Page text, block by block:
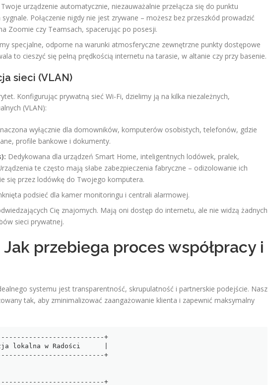
urządzenie automatycznie, niezauważalnie przełącza się do punktu
Połączenie nigdy nie jest zrywane – możesz bez przeszkód prowadzić
Zoomie czy Teamsach, spacerując po posesji.
specjalne, odporne na warunki atmosferyczne zewnętrzne punkty dostępowe
to cieszyć się pełną prędkością internetu na tarasie, w altanie czy przy basenie.
sieci (VLAN)
Konfigurując prywatną sieć Wi-Fi, dzielimy ją na kilka niezależnych,
(VLAN):
wyłącznie dla domowników, komputerów osobistych, telefonów, gdzie
profile bankowe i dokumenty.
Dedykowana dla urządzeń Smart Home, inteligentnych lodówek, pralek,
te często mają słabe zabezpieczenia fabryczne – odizolowanie ich
się przez lodówkę do Twojego komputera.
podsieć dla kamer monitoringu i centrali alarmowej.
Cię znajomych. Mają oni dostęp do internetu, ale nie widzą żadnych
sieci prywatnej.
przebiega proces współpracy i
systemu jest transparentność, skrupulatność i partnerskie podejście. Nasz
tak, aby zminimalizować zaangażowanie klienta i zapewnić maksymalny
+
lokalna w Radości      |
+
+